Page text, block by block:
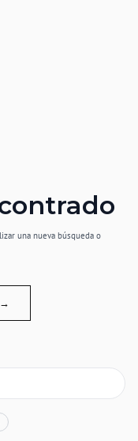
una nueva búsqueda o
→